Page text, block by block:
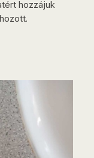
hozzájuk